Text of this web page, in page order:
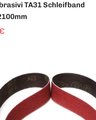
TA31 Schleifband